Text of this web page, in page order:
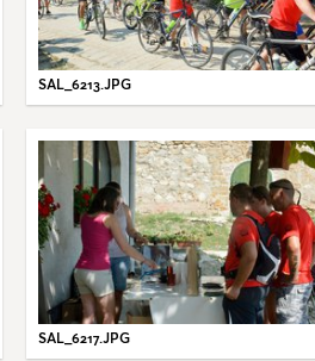
SAL_6213.JPG
SAL_6217.JPG